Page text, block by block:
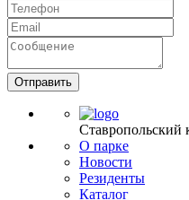
Отправить
Ставропольский
О парке
Новости
Резиденты
Каталог